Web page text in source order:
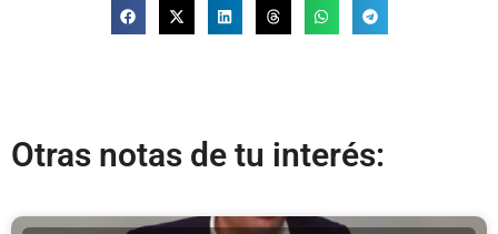
Otras notas de tu interés: